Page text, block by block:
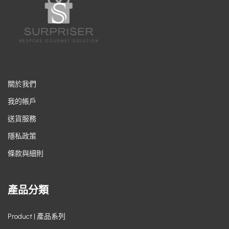
關於我們
我的帳戶
送貨服務
隱私政策
條款與細則
產品分類
Product | 產品系列